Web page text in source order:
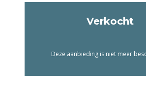
Verkocht
Deze aanbieding is niet meer